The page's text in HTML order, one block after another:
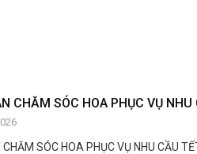
CHĂM SÓC HOA PHỤC VỤ
CHĂM SÓC HOA PHỤC VỤ NHU CẦU